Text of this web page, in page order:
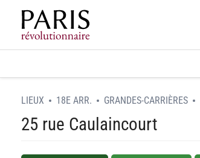
Home
LIEUX 18E ARR. GRANDES-CARRIÈRES
25 rue Caulaincourt